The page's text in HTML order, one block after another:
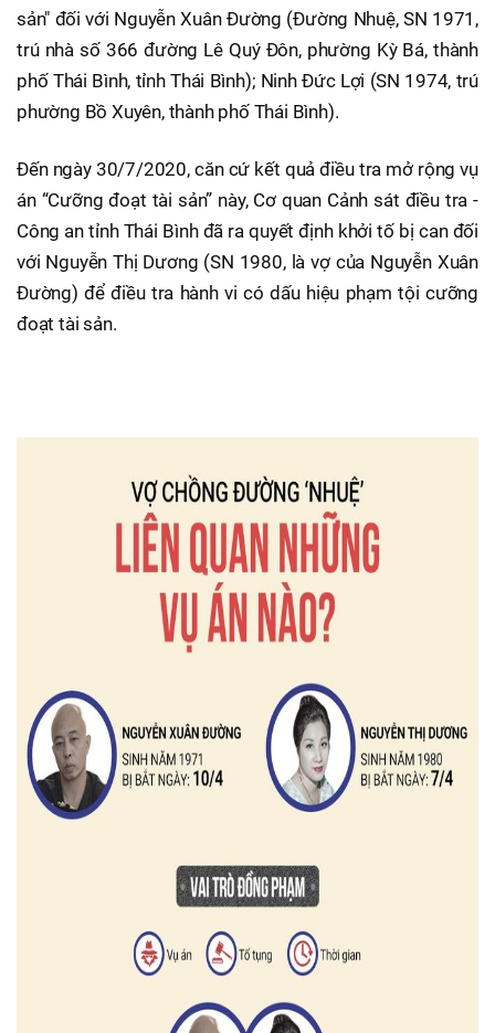
sản" đối với Nguyễn Xuân Đường (Đường Nhuệ, SN 1971,
trú nhà số 366 đường Lê Quý Đôn, phường Kỳ Bá, thành
phố Thái Bình, tỉnh Thái Bình); Ninh Đức Lợi (SN 1974, trú
phường Bồ Xuyên, thành phố Thái Bình).
Đến ngày 30/7/2020, căn cứ kết quả điều tra mở rộng vụ
án “Cưỡng đoạt tài sản” này, Cơ quan Cảnh sát điều tra -
Công an tỉnh Thái Bình đã ra quyết định khởi tố bị can đối
với Nguyễn Thị Dương (SN 1980, là vợ của Nguyễn Xuân
Đường) để điều tra hành vi có dấu hiệu phạm tội cưỡng
đoạt tài sản.